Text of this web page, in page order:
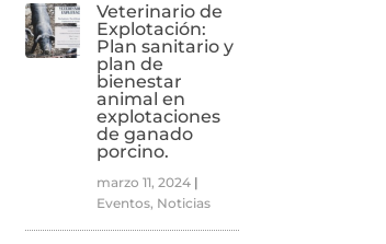
Veterinario de
Explotación:
Plan sanitario y
plan de
bienestar
animal en
explotaciones
de ganado
porcino.
marzo 11, 2024 |
Eventos, Noticias